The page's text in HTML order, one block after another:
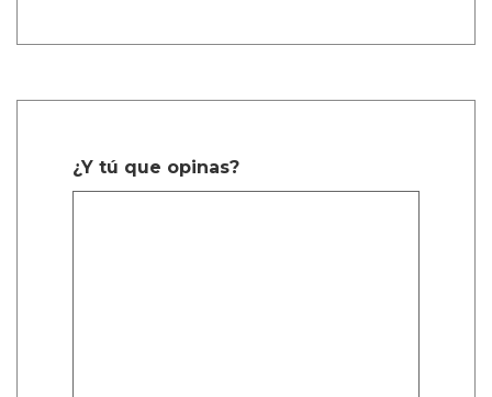
¿Y tú que opinas?